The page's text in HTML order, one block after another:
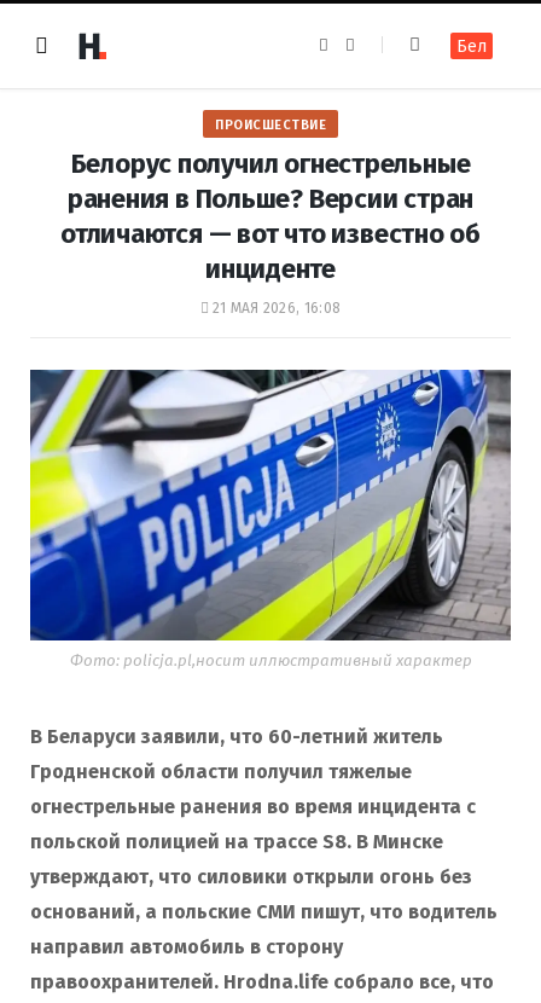
e
b
o
k
t
a
m
Бел
ПРОИСШЕСТВИЕ
Белорус получил огнестрельные
ранения в Польше? Версии стран
отличаются — вот что известно об
инциденте
21 МАЯ 2026, 16:08
Фото: policja.pl,носит иллюстративный характер
В Беларуси заявили, что 60-летний житель
Гродненской области получил тяжелые
огнестрельные ранения во время инцидента с
польской полицией на трассе S8. В Минске
утверждают, что силовики открыли огонь без
оснований, а польские СМИ пишут, что водитель
направил автомобиль в сторону
правоохранителей. Hrodna.life собрало все, что